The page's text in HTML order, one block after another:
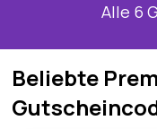
Alle 6
Beliebte